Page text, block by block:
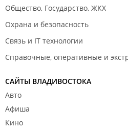
Общество, Государство, ЖКХ
Охрана и безопасность
Связь и IT технологии
Справочные, оперативные и
САЙТЫ ВЛАДИВОСТОКА
Авто
Афиша
Кино